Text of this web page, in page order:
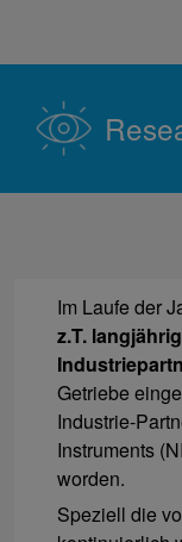
Im Laufe der
z.T.
Getriebe
Industrie-
Instruments
worden.
Speziell die